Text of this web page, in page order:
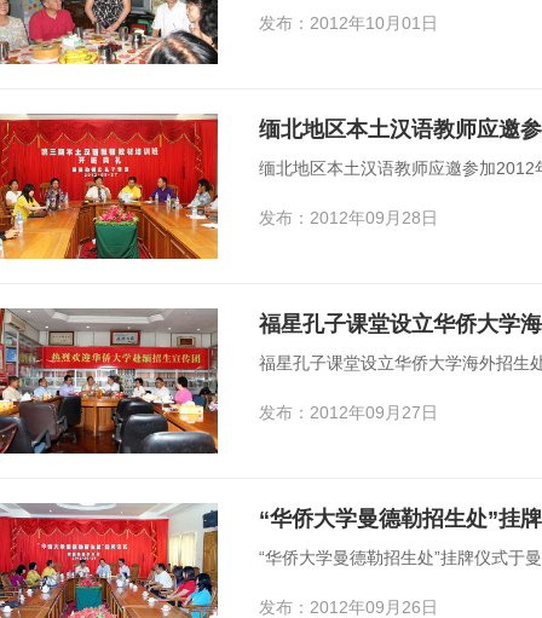
发布：2012年10月01日
缅北地区本土汉语教师应邀参加
发布：2012年09月28日
福星孔子课堂设立华侨大学
福星孔子课堂设立华侨大学海外招生
发布：2012年09月27日
“华侨大学曼德勒招生处”挂
“华侨大学曼德勒招生处”挂牌仪式于
发布：2012年09月26日